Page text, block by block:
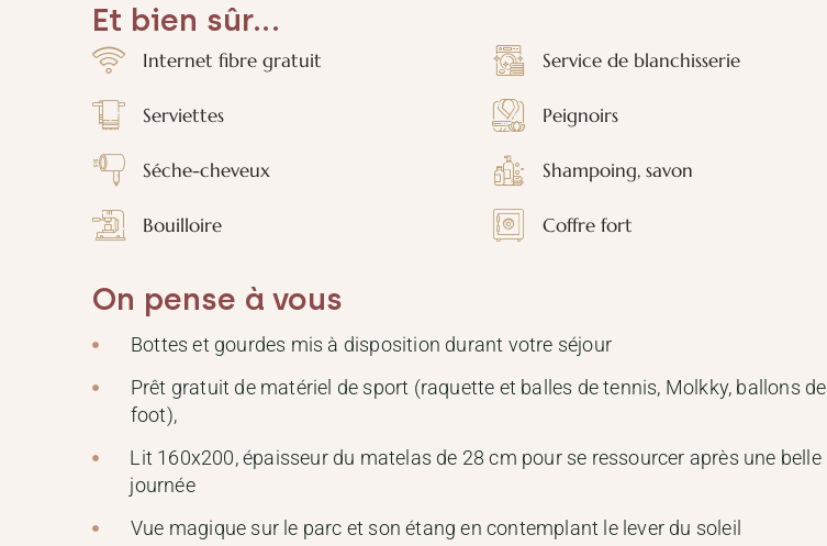
Et bien sûr...
Internet fibre gratuit Service de blanchisserie
Serviettes Peignoirs
Séche-cheveux Shampoing, savon
Bouilloire Coffre fort
On pense à vous
Bottes et gourdes mis à disposition durant votre séjour
Prêt gratuit de matériel de sport (raquette et balles de tennis, Molkky, ballons de
foot),
Lit 160x200, épaisseur du matelas de 28 cm pour se ressourcer après une belle
journée
Vue magique sur le parc et son étang en contemplant le lever du soleil